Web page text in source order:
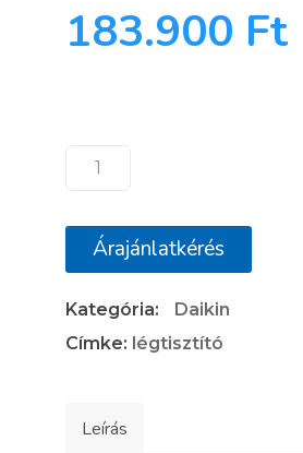
183.900 Ft
DAIKIN
MC70L
LÉGTISZTÍTÓ
Árajánlatkérés
Kategória:
Daikin
Címke: légtisztító
Leírás